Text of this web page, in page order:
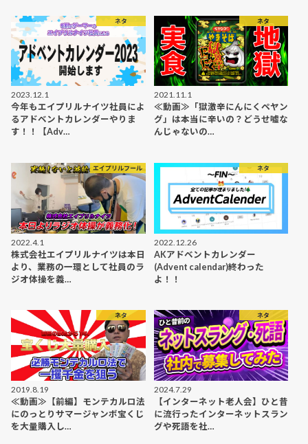
ネタ
2023.12.1
今年もエイプリルナイツ社員によ
るアドベントカレンダーやりま
す！！【Adv…
ネタ
2021.11.1
≪動画≫「獄激辛にんにくペヤン
グ」は本当に辛いの？どうせ嘘な
んじゃないの…
エイプリルフール
2022.4.1
株式会社エイプリルナイツは本日
より、業務の一環として社員のラ
ジオ体操を義…
ネタ
2022.12.26
AKアドベントカレンダー
(Advent calendar)終わった
よ！！
ネタ
2019.8.19
≪動画≫【前編】モンテカルロ法
にのっとりサマージャンボ宝くじ
を大量購入し…
ネタ
2024.7.29
【インターネット老人会】ひと昔
に流行ったインターネットスラン
グや死語を社…